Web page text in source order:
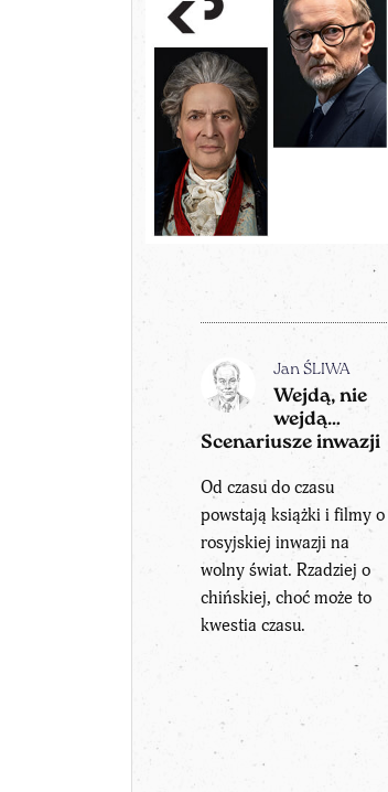
Jan ŚLIWA
Wejdą, nie
wejdą…
Scenariusze inwazji
Od czasu do czasu
powstają książki i filmy o
rosyjskiej inwazji na
wolny świat. Rzadziej o
chińskiej, choć może to
kwestia czasu.